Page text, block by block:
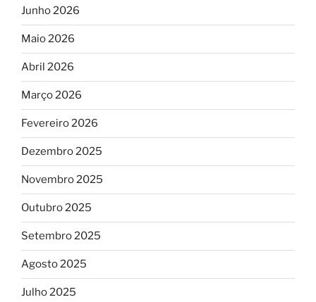
Junho 2026
Maio 2026
Abril 2026
Março 2026
Fevereiro 2026
Dezembro 2025
Novembro 2025
Outubro 2025
Setembro 2025
Agosto 2025
Julho 2025